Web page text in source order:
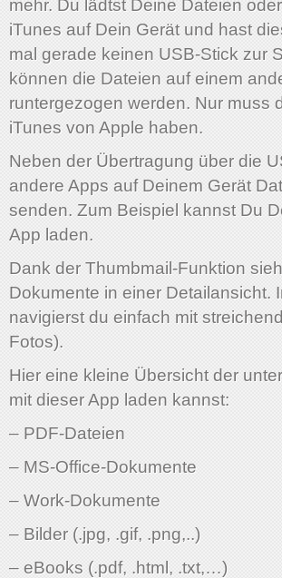
mehr. Du lädtst Deine Dateien
iTunes auf Dein Gerät und hast
mal gerade keinen USB-Stick zur
können die Dateien auf einem
runtergezogen werden. Nur muss
iTunes von Apple haben.
Neben der Übertragung über die
andere Apps auf Deinem Gerät
senden. Zum Beispiel kannst Du
App laden.
Dank der Thumbmail-Funktion
Dokumente in einer Detailansicht.
navigierst du einfach mit
Fotos).
Hier eine kleine Übersicht der
mit dieser App laden kannst:
– PDF-Dateien
– MS-Office-Dokumente
– Work-Dokumente
– Bilder (.jpg, .gif, .png,..)
– eBooks (.pdf, .html, .txt,…)